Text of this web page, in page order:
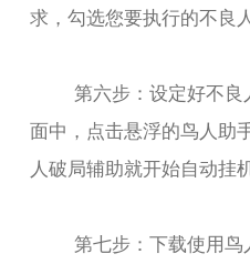
求，勾选您要执行的不良
第六步：设定好不
面中，点击悬浮的鸟人助
人破局辅助就开始自动挂
第七步：下载使用